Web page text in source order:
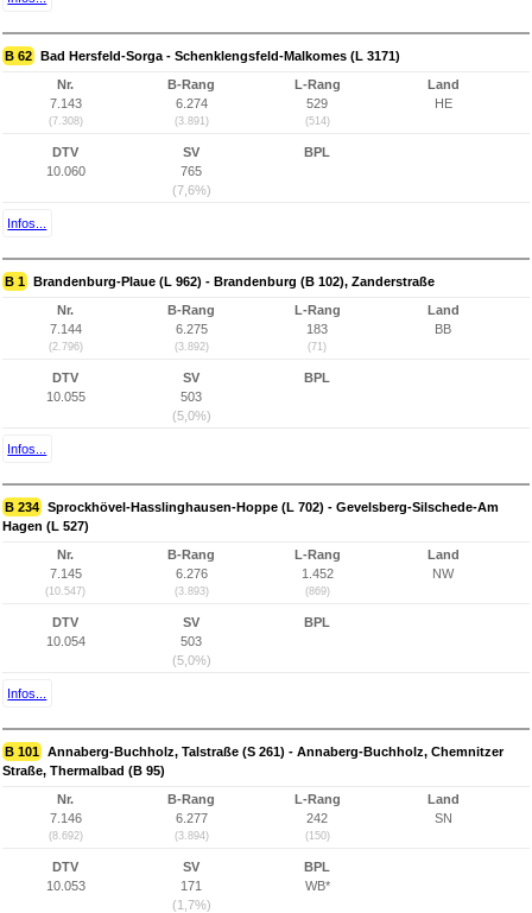
B 62 Bad Hersfeld-Sorga - Schenklengsfeld-Malkomes (L 3171)
Nr.
7.143
(7.308)
B-Rang
6.274
(3.891)
L-Rang
529
(514)
Land
HE
DTV
10.060
SV
765
(7,6%)
BPL
Infos...
B 1 Brandenburg-Plaue (L 962) - Brandenburg (B 102), Zanderstraße
Nr.
7.144
(2.796)
B-Rang
6.275
(3.892)
L-Rang
183
(71)
Land
BB
DTV
10.055
SV
503
(5,0%)
BPL
Infos...
B 234 Sprockhövel-Hasslinghausen-Hoppe (L 702) - Gevelsberg-Silschede-Am
Hagen (L 527)
Nr.
7.145
(10.547)
B-Rang
6.276
(3.893)
L-Rang
1.452
(869)
Land
NW
DTV
10.054
SV
503
(5,0%)
BPL
Infos...
B 101 Annaberg-Buchholz, Talstraße (S 261) - Annaberg-Buchholz, Chemnitzer
Straße, Thermalbad (B 95)
Nr.
7.146
(8.692)
B-Rang
6.277
(3.894)
L-Rang
242
(150)
Land
SN
DTV
10.053
SV
171
(1,7%)
BPL
WB*